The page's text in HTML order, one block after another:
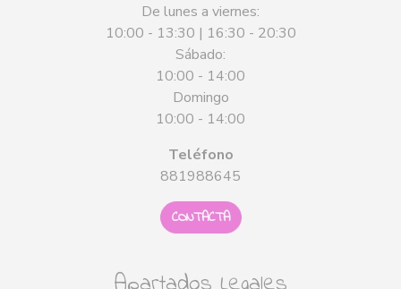
De lunes a viernes:
10:00 - 13:30 | 16:30 - 20:30
Sábado:
10:00 - 14:00
Domingo
10:00 - 14:00
Teléfono
881988645
CONTACTA